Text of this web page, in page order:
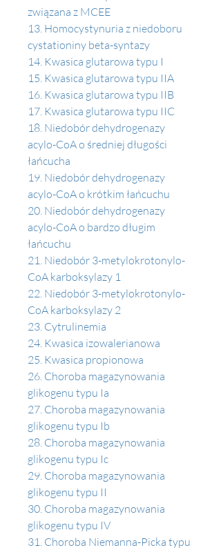
związana z MCEE
13. Homocystynuria z niedoboru
cystationiny beta-syntazy
14. Kwasica glutarowa typu I
15. Kwasica glutarowa typu IIA
16. Kwasica glutarowa typu IIB
17. Kwasica glutarowa typu IIC
18. Niedobór dehydrogenazy
acylo-CoA o średniej długości
łańcucha
19. Niedobór dehydrogenazy
acylo-CoA o krótkim łańcuchu
20. Niedobór dehydrogenazy
acylo-CoA o bardzo długim
łańcuchu
21. Niedobór 3-metylokrotonylo-
CoA karboksylazy 1
22. Niedobór 3-metylokrotonylo-
CoA karboksylazy 2
23. Cytrulinemia
24. Kwasica izowalerianowa
25. Kwasica propionowa
26. Choroba magazynowania
glikogenu typu Ia
27. Choroba magazynowania
glikogenu typu Ib
28. Choroba magazynowania
glikogenu typu Ic
29. Choroba magazynowania
glikogenu typu II
30. Choroba magazynowania
glikogenu typu IV
31. Choroba Niemanna-Picka typu